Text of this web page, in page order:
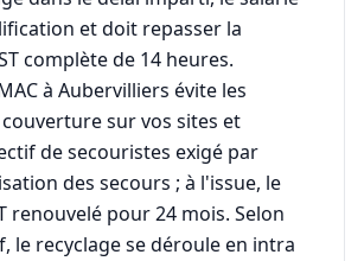
et doit repasser la
complète de 14 heures.
à Aubervilliers évite les
sur vos sites et
de secouristes exigé par
des secours ; à l'issue, le
renouvelé pour 24 mois. Selon
le recyclage se déroule en intra